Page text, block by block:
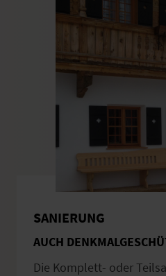
SANIERUNG
AUCH
Die Komplett- oder